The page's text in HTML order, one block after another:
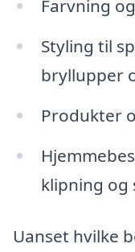
Farvning
Styling til
bryllupper
Produkter
klipning og
Uanset hvilke